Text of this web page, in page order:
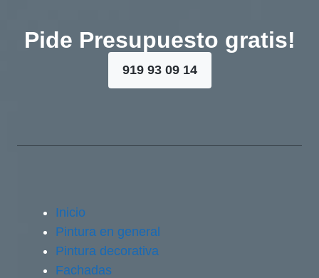
Pide Presupuesto gratis!
919 93 09 14
Inicio
Pintura en general
Pintura decorativa
Fachadas